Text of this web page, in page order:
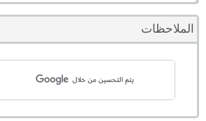
الملاحظات